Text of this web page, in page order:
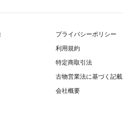
プライバシーポリシー
利用規約
特定商取引法
古物営業法に基づく記載
会社概要